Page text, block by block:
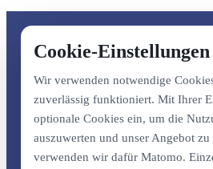
Cookie-Einstellungen
Wir verwenden notwendige
zuverlässig funktioniert. Mit Ihrer
optionale Cookies ein, um die
auszuwerten und unser Angebot
verwenden wir dafür Matomo.